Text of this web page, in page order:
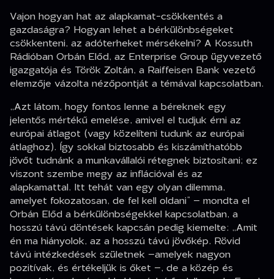
Vajon hogyan hat az alapkamat-csökkentés a
gazdaságra? Hogyan lehet a bérkülönbségeket
csökkenteni, az adóterheket mérsékelni? A Kossuth
Rádióban Orbán Előd, az Enterprise Group ügyvezető
igazgatója és Török Zoltán, a Raiffeisen Bank vezető
elemzője vázolta nézőpontját a témával kapcsolatban.
„Azt látom, hogy fontos lenne a béreknek egy
jelentős mértékű emelése, amivel el tudjuk érni az
európai átlagot (vagy közelíteni tudunk az európai
átlaghoz). Így sokkal biztosabb és kiszámíthatóbb
jövőt tudnánk a munkavállalói rétegnek biztosítani; ez
viszont szembe megy az inflációval és az
alapkamattal. Itt tehát van egy olyan dilemma,
amelyet fokozatosan, de fel kell oldani” – mondta el
Orbán Előd a bérkülönbségekkel kapcsolatban, a
hosszú távú döntések kapcsán pedig kiemelte: „Amit
én ma hiányolok, az a hosszú távú jövőkép. Rövid
távú intézkedések születnek –amelyek nagyon
pozitívak, és értékeljük is őket –, de a közép és